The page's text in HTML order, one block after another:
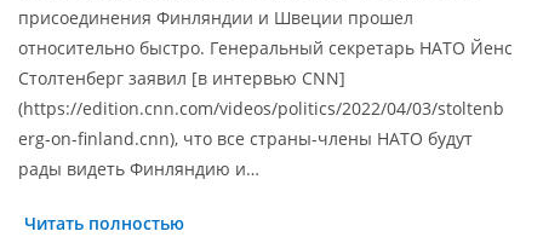
присоединения Финляндии и Швеции прошел
относительно быстро. Генеральный секретарь НАТО Йенс
Столтенберг заявил [в интервью CNN]
(https://edition.cnn.com/videos/politics/2022/04/03/stoltenb
erg-on-finland.cnn), что все страны-члены НАТО будут
рады видеть Финляндию и…
Читать полностью